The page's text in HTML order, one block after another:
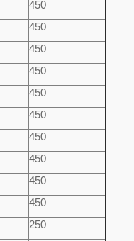
450
450
450
450
450
450
450
450
450
450
250